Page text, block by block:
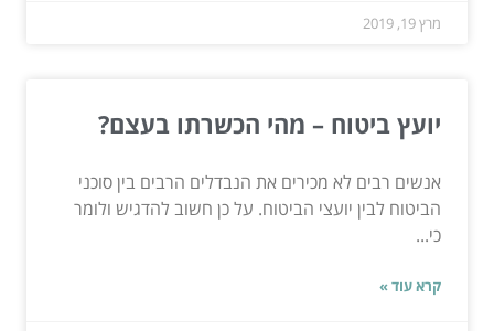
מרץ 19, 2019
יועץ ביטוח – מהי הכשרתו בעצם?
אנשים רבים לא מכירים את הנבדלים הרבים בין סוכני
הביטוח לבין יועצי הביטוח. על כן חשוב להדגיש ולומר
כי...
קרא עוד »